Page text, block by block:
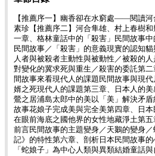
【推薦序一】幽香卻在水窮處——閱讀
素珍【推薦序二】河合隼雄、村上春樹
一章、格林童話中的「殺害」民間故事
民間故事／「殺害」的意義現實的認知
人者與被殺者主動性與被動性／被殺的
對變化的冀求死與重生／殺害的委託第
間故事來看現代人的課題民間故事與現
婿之死現代人的課題第三章、日本人的
鶯之居浦島太郎中的美以「美」解決矛
故事花娘子完成美與完全美第四章、日
在眼前海底之國他界的女性地藏淨土第
前言民間故事的主題變身／天鵝的變身
記》的特性第六章、剖析日本民間故事
「蛇娘子」為中心人類與異類結婚童話